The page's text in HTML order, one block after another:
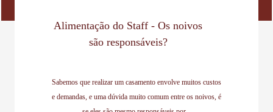
Alimentação do Staff - Os noivos
são responsáveis?
Sabemos que realizar um casamento envolve muitos custos
e demandas, e uma dúvida muito comum entre os noivos, é